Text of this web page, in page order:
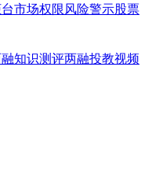
市场权限风险警示股票
知识测评两融投教视频